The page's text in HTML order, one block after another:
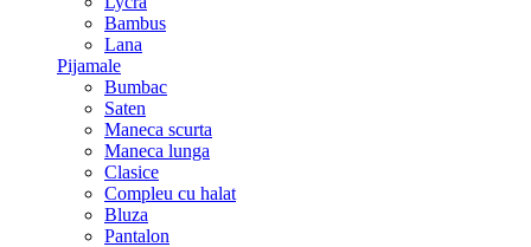
Bambus
Lana
Pijamale
Bumbac
Saten
Maneca scurta
Maneca lunga
Clasice
Compleu cu halat
Bluza
Pantalon